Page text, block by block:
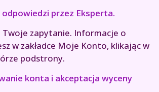
odpowiedzi przez Eksperta.
Twoje zapytanie. Informacje o
w zakładce Moje Konto, klikając w
podstrony.
konta i akceptacja wyceny